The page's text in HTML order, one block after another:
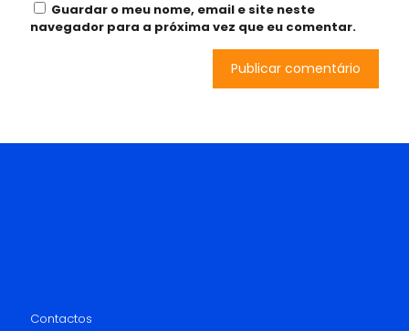
Guardar o meu nome, email e site neste
navegador para a próxima vez que eu comentar.
Contactos